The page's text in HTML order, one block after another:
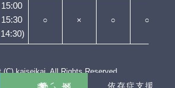
発達障がい支援 依存症支援
○ × ○ ○
(C) kaiseikai. All Rights Reserved.